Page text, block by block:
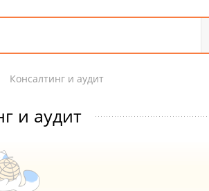
Консалтинг и аудит
и аудит